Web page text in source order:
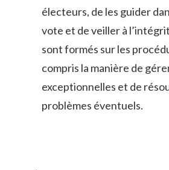
électeurs, de les guider
vote et de veiller⁣ à
sont formés ⁣sur ⁣les‌
compris la⁢ manière de
exceptionnelles et de
problèmes éventuels.